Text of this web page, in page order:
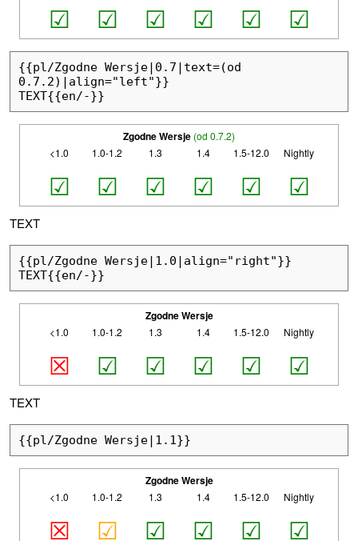
☑ ☑ ☑ ☑ ☑ ☑
{{pl/Zgodne Wersje|0.7|text=(od
0.7.2)|align="left"}}
TEXT{{en/-}}
Zgodne Wersje (od 0.7.2)
<1.0
☑
1.0-1.2
☑
1.3
☑
1.4
☑
1.5-12.0
☑
Nightly
☑
TEXT
{{pl/Zgodne Wersje|1.0|align="right"}}
TEXT{{en/-}}
Zgodne Wersje
<1.0
☒
1.0-1.2
☑
1.3
☑
1.4
☑
1.5-12.0
☑
Nightly
☑
TEXT
{{pl/Zgodne Wersje|1.1}}
Zgodne Wersje
<1.0
☒
1.0-1.2
☑
1.3
☑
1.4
☑
1.5-12.0
☑
Nightly
☑